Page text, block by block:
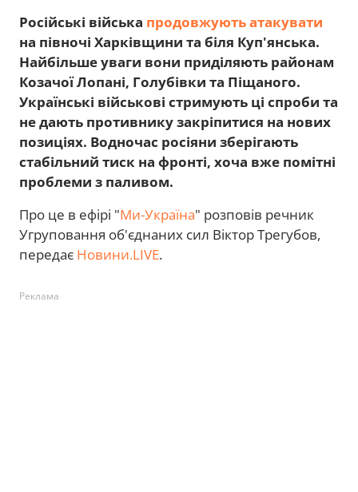
Російські війська продовжують атакувати
на півночі Харківщини та біля Куп'янська.
Найбільше уваги вони приділяють районам
Козачої Лопані, Голубівки та Піщаного.
Українські військові стримують ці спроби та
не дають противнику закріпитися на нових
позиціях. Водночас росіяни зберігають
стабільний тиск на фронті, хоча вже помітні
проблеми з паливом.
Про це в ефірі "Ми-Україна" розповів речник
Угруповання об'єднаних сил Віктор Трегубов,
передає Новини.LIVE.
Реклама